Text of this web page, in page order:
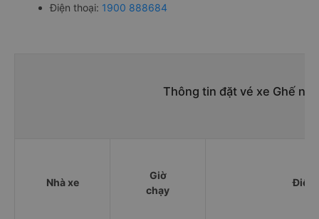
Điện thoại: 1900 888684
Thông tin đặt vé xe Ghế
Nhà xe
Giờ
chạy